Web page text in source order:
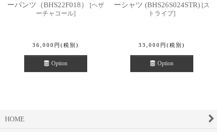
ーパンツ（BHS22F018）
[ヘザ
ーチャコール]
36,000 円 (税別)
Option
ーシャツ (BHS26S024STR) [ス
トライプ]
33,000 円 (税別)
Option
HOME